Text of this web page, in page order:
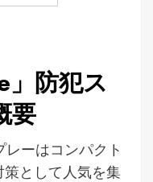
」防犯ス
要
ーはコンパクト
として人気を集